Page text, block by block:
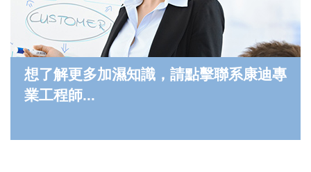
想了解更多加濕知識，請點擊聯系康迪專
業工程師...